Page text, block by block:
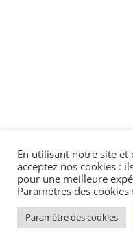
En utilisant notre site et
acceptez nos cookies :
pour une meilleure
Paramètres des cookies
Paramètre des cookies